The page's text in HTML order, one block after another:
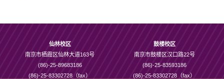
仙林校区
南京市栖霞区仙林大道163号
(86)-25-89683186
(86)-25-83302728（fax）
鼓楼校区
南京市鼓楼区汉口路22号
(86)-25-83593186
(86)-25-83302728（fax）